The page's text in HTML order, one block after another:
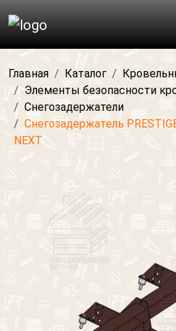
Главная Каталог
Элементы безопасности
Снегозадержатели
Снегозадержатель
NEXT